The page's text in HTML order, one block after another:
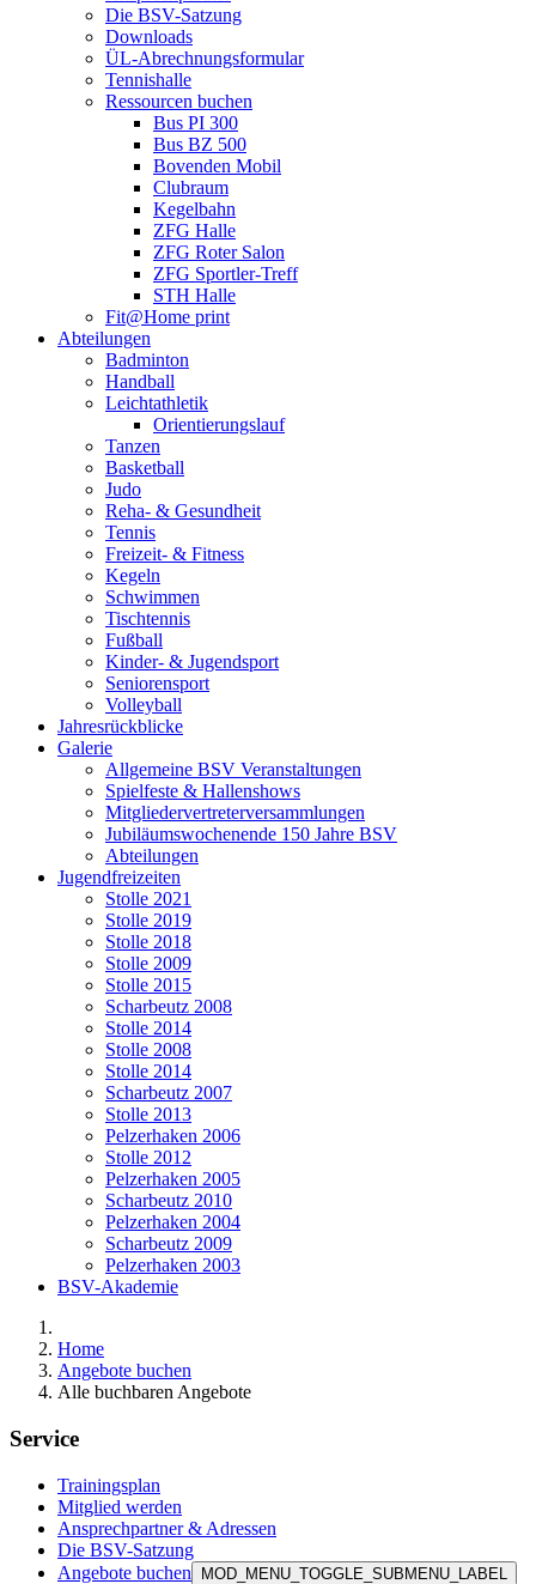
Die BSV-Satzung
Downloads
ÜL-Abrechnungsformular
Tennishalle
Ressourcen buchen
Bus PI 300
Bus BZ 500
Bovenden Mobil
Clubraum
Kegelbahn
ZFG Halle
ZFG Roter Salon
ZFG Sportler-Treff
STH Halle
Fit@Home print
Abteilungen
Badminton
Handball
Leichtathletik
Orientierungslauf
Tanzen
Basketball
Judo
Reha- & Gesundheit
Tennis
Freizeit- & Fitness
Kegeln
Schwimmen
Tischtennis
Fußball
Kinder- & Jugendsport
Seniorensport
Volleyball
Jahresrückblicke
Galerie
Allgemeine BSV Veranstaltungen
Spielfeste & Hallenshows
Mitgliedervertreterversammlungen
Jubiläumswochenende 150 Jahre BSV
Abteilungen
Jugendfreizeiten
Stolle 2021
Stolle 2019
Stolle 2018
Stolle 2009
Stolle 2015
Scharbeutz 2008
Stolle 2014
Stolle 2008
Stolle 2014
Scharbeutz 2007
Stolle 2013
Pelzerhaken 2006
Stolle 2012
Pelzerhaken 2005
Scharbeutz 2010
Pelzerhaken 2004
Scharbeutz 2009
Pelzerhaken 2003
BSV-Akademie
Home
Angebote buchen
Alle buchbaren Angebote
Service
Trainingsplan
Mitglied werden
Ansprechpartner & Adressen
Die BSV-Satzung
Angebote buchen
MOD_MENU_TOGGLE_SUBMENU_LABEL